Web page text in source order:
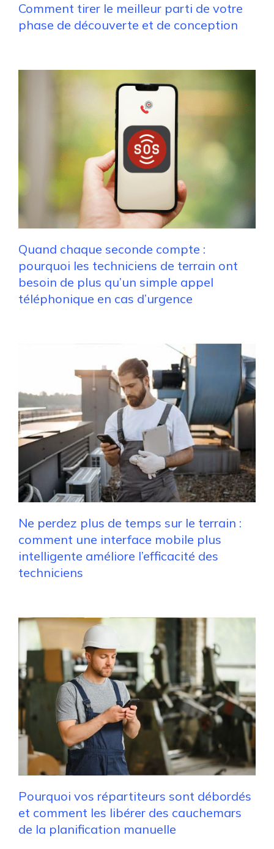
Comment tirer le meilleur parti de votre
phase de découverte et de conception
Quand chaque seconde compte :
pourquoi les techniciens de terrain ont
besoin de plus qu’un simple appel
téléphonique en cas d’urgence
Ne perdez plus de temps sur le terrain :
comment une interface mobile plus
intelligente améliore l’efficacité des
techniciens
Pourquoi vos répartiteurs sont débordés
et comment les libérer des cauchemars
de la planification manuelle